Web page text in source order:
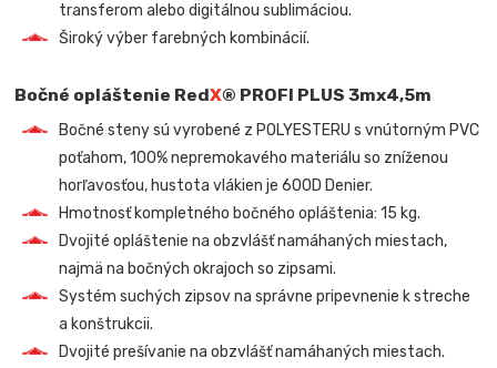
transferom alebo digitálnou sublimáciou.
Široký výber farebných kombinácií.
Bočné opláštenie RedX® PROFI PLUS 3mx4,5m
Bočné steny sú vyrobené z POLYESTERU s vnútorným PVC
poťahom, 100% nepremokavého materiálu so zníženou
horľavosťou, hustota vlákien je 600D Denier.
Hmotnosť kompletného bočného opláštenia: 15 kg.
Dvojité opláštenie na obzvlášť namáhaných miestach,
najmä na bočných okrajoch so zipsami.
Systém suchých zipsov na správne pripevnenie k streche
a konštrukcii.
Dvojité prešívanie na obzvlášť namáhaných miestach.